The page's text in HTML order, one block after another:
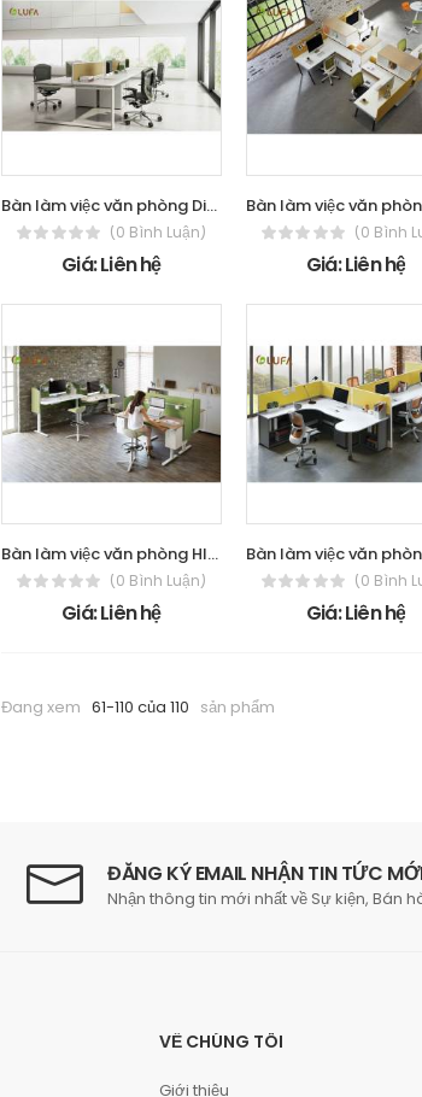
Bàn làm việc văn phòng Diamond
(0 Bình Luận)
Giá: Liên hệ
(0 Bình
Giá: Liên hệ
Bàn làm việc văn phòng HILO Series
(0 Bình Luận)
Giá: Liên hệ
(0 Bình
Giá: Liên hệ
Đang xem 61-110 của 110 sản phẩm
ĐĂNG KÝ EMAIL NHẬN TIN TỨC
Nhận thông tin mới nhất về Sự kiện, Bán
VỀ CHÚNG TÔI
Giới thiệu